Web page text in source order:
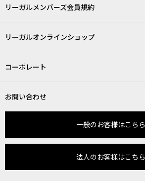
リーガルメンバーズ会員規約
リーガルオンラインショップ
コーポレート
お問い合わせ
一般のお客様はこちら
法人のお客様はこちら